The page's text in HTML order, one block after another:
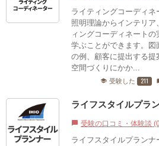
ライティングコーディネ
照明理論からインテリ
ィングコーディネート
学ぶことができます。
の例、顧客に提出する
空間づくりにかか...
school 受験した 211
ライフスタイルプラ
chat_bubble 受験の口コミ・体験談
ライフスタイルプラン